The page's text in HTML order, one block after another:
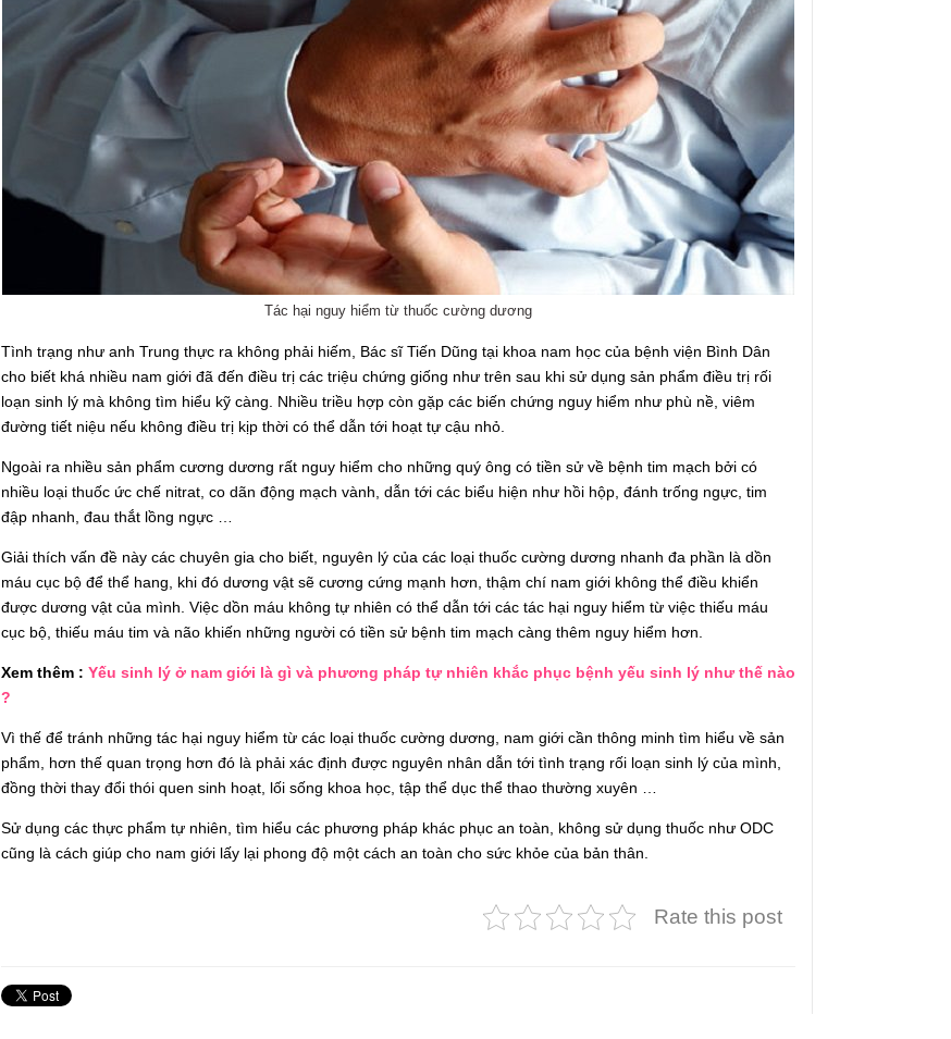
Tác hại nguy hiểm từ thuốc cường dương
Tình trạng như anh Trung thực ra không phải hiếm, Bác sĩ Tiến Dũng tại khoa nam học của bệnh viện Bình Dân
cho biết khá nhiều nam giới đã đến điều trị các triệu chứng giống như trên sau khi sử dụng sản phẩm điều trị rối
loạn sinh lý mà không tìm hiểu kỹ càng. Nhiều triều hợp còn gặp các biến chứng nguy hiểm như phù nề, viêm
đường tiết niệu nếu không điều trị kịp thời có thể dẫn tới hoạt tự cậu nhỏ.
Ngoài ra nhiều sản phẩm cương dương rất nguy hiểm cho những quý ông có tiền sử về bệnh tim mạch bởi có
nhiều loại thuốc ức chế nitrat, co dãn động mạch vành, dẫn tới các biểu hiện như hồi hộp, đánh trống ngực, tim
đập nhanh, đau thắt lồng ngực …
Giải thích vấn đề này các chuyên gia cho biết, nguyên lý của các loại thuốc cường dương nhanh đa phần là dồn
máu cục bộ để thể hang, khi đó dương vật sẽ cương cứng mạnh hơn, thậm chí nam giới không thể điều khiển
được dương vật của mình. Việc dồn máu không tự nhiên có thể dẫn tới các tác hại nguy hiểm từ việc thiếu máu
cục bộ, thiếu máu tim và não khiến những người có tiền sử bệnh tim mạch càng thêm nguy hiểm hơn.
Xem thêm : Yếu sinh lý ở nam giới là gì và phương pháp tự nhiên khắc phục bệnh yếu sinh lý như thế nào
?
Vì thế để tránh những tác hại nguy hiểm từ các loại thuốc cường dương, nam giới cần thông minh tìm hiểu về sản
phẩm, hơn thế quan trọng hơn đó là phải xác định được nguyên nhân dẫn tới tình trạng rối loạn sinh lý của mình,
đồng thời thay đổi thói quen sinh hoạt, lối sống khoa học, tập thể dục thể thao thường xuyên …
Sử dụng các thực phẩm tự nhiên, tìm hiểu các phương pháp khác phục an toàn, không sử dụng thuốc như ODC
cũng là cách giúp cho nam giới lấy lại phong độ một cách an toàn cho sức khỏe của bản thân.
Rate this post